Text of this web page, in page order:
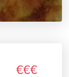
€€€